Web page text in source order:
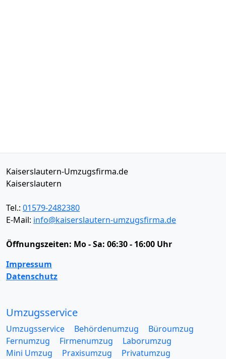
Kaiserslautern-Umzugsfirma.de
Kaiserslautern
Tel.: 01579-2482380
E-Mail: info@kaiserslautern-umzugsfirma.de
Öffnungszeiten: Mo - Sa: 06:30 - 16:00 Uhr
Impressum
Datenschutz
Umzugsservice
Umzugsservice Behördenumzug
Büroumzug
Fernumzug
Firmenumzug
Laborumzug
Mini Umzug
Praxisumzug
Privatumzug